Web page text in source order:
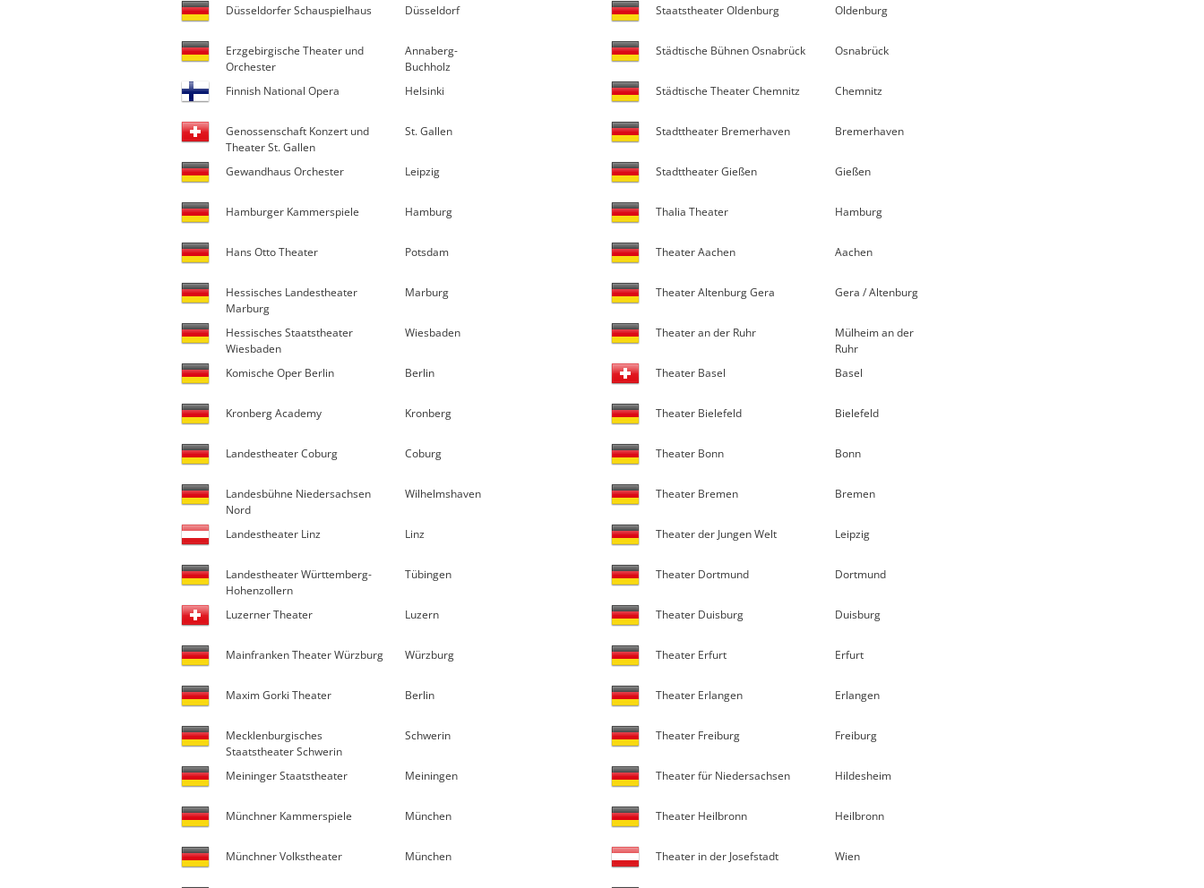
Düsseldorfer Schauspielhaus Düsseldorf
Erzgebirgische Theater und
Orchester
Annaberg-
Buchholz
Finnish National Opera
Helsinki
Genossenschaft Konzert und
Theater St. Gallen
St. Gallen
Gewandhaus Orchester Leipzig
Hamburger Kammerspiele Hamburg
Hans Otto Theater Potsdam
Hessisches Landestheater
Marburg
Marburg
Hessisches Staatstheater
Wiesbaden
Wiesbaden
Komische Oper Berlin Berlin
Kronberg Academy Kronberg
Landestheater Coburg Coburg
Landesbühne Niedersachsen
Nord
Wilhelmshaven
Landestheater Linz Linz
Landestheater Württemberg-
Hohenzollern
Tübingen
Luzerner Theater Luzern
Mainfranken Theater Würzburg Würzburg
Maxim Gorki Theater Berlin
Mecklenburgisches
Staatstheater Schwerin
Schwerin
Meininger Staatstheater Meiningen
Münchner Kammerspiele München
Münchner Volkstheater München
Staatstheater Oldenburg Oldenburg
Städtische Bühnen Osnabrück Osnabrück
Städtische Theater Chemnitz Chemnitz
Stadttheater Bremerhaven Bremerhaven
Stadttheater Gießen Gießen
Thalia Theater Hamburg
Theater Aachen Aachen
Theater Altenburg Gera Gera / Altenburg
Theater an der Ruhr
Mülheim an der
Ruhr
Theater Basel
Basel
Theater Bielefeld Bielefeld
Theater Bonn Bonn
Theater Bremen Bremen
Theater der Jungen Welt Leipzig
Theater Dortmund Dortmund
Theater Duisburg Duisburg
Theater Erfurt Erfurt
Theater Erlangen Erlangen
Theater Freiburg Freiburg
Theater für Niedersachsen Hildesheim
Theater Heilbronn Heilbronn
Theater in der Josefstadt Wien